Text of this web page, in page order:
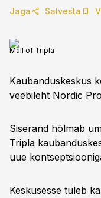
Jaga Salvesta
Mall of Tripla
Kaubanduskeskus
veebileht Nordic
Siserand hõlmab
Tripla
uue
Keskusesse tuleb